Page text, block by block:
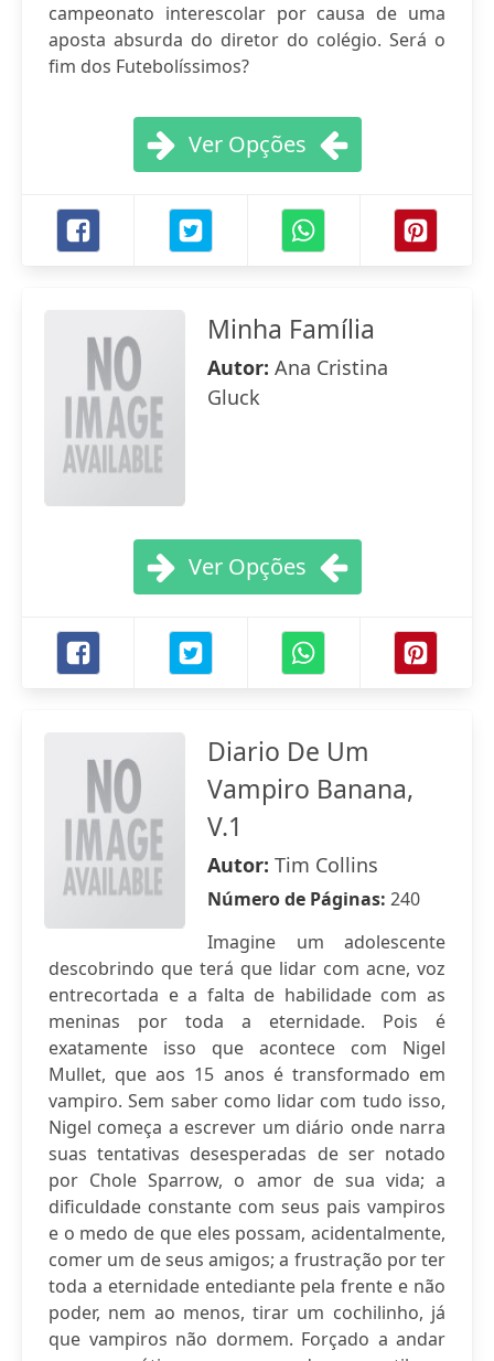
campeonato interescolar por causa de uma
aposta absurda do diretor do colégio. Será o
fim dos Futebolíssimos?
Ver Opções
Minha Família
Autor: Ana Cristina
Gluck
Ver Opções
Diario De Um
Vampiro Banana,
V.1
Autor: Tim Collins
Número de Páginas: 240
Imagine um adolescente
descobrindo que terá que lidar com acne, voz
entrecortada e a falta de habilidade com as
meninas por toda a eternidade. Pois é
exatamente isso que acontece com Nigel
Mullet, que aos 15 anos é transformado em
vampiro. Sem saber como lidar com tudo isso,
Nigel começa a escrever um diário onde narra
suas tentativas desesperadas de ser notado
por Chole Sparrow, o amor de sua vida; a
dificuldade constante com seus pais vampiros
e o medo de que eles possam, acidentalmente,
comer um de seus amigos; a frustração por ter
toda a eternidade entediante pela frente e não
poder, nem ao menos, tirar um cochilinho, já
que vampiros não dormem. Forçado a andar